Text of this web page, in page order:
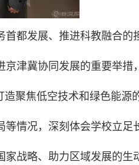
都发展、推进科教融合的
京津冀协同发展的重要举措
聚焦低空技术和绿色能源
等情况，深刻体会学校立足
家战略、助力区域发展的生